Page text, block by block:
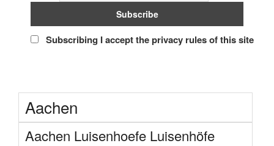
Subscribing I accept the privacy rules of this site
Aachen
Aachen Luisenhoefe Luisenhöfe